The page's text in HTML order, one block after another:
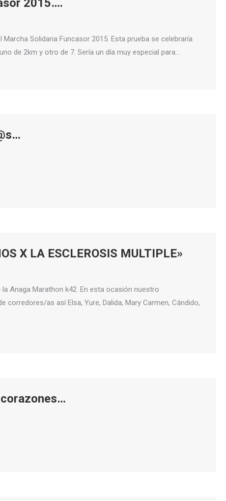
2015….
Solidaria Funcasor 2015. Esta prueba se celebraría
de 2km y otro de 7. Sería un día muy especial para…
X LA ESCLEROSIS MULTIPLE»
Anaga Marathon k42. En esta ocasión nuestro
as así Elsa, Yure, Dalida, Mary Carmen, Cándido,